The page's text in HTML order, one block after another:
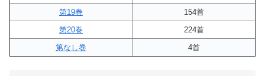
第19巻
154首
第20巻
224首
第なし巻
4首